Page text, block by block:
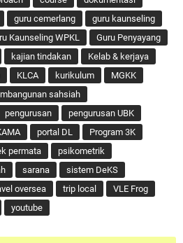
guru cemerlang
guru kaunseling
Kaunseling WPKL
Guru Penyayang
kajian tindakan
Kelab & kerjaya
KLCA kurikulum
MGKK
sahsiah
pengurusan
pengurusan UBK
portal DL
Program 3K
permata
psikometrik
sarana
sistem DeKS
oversea trip local
VLE Frog
youtube